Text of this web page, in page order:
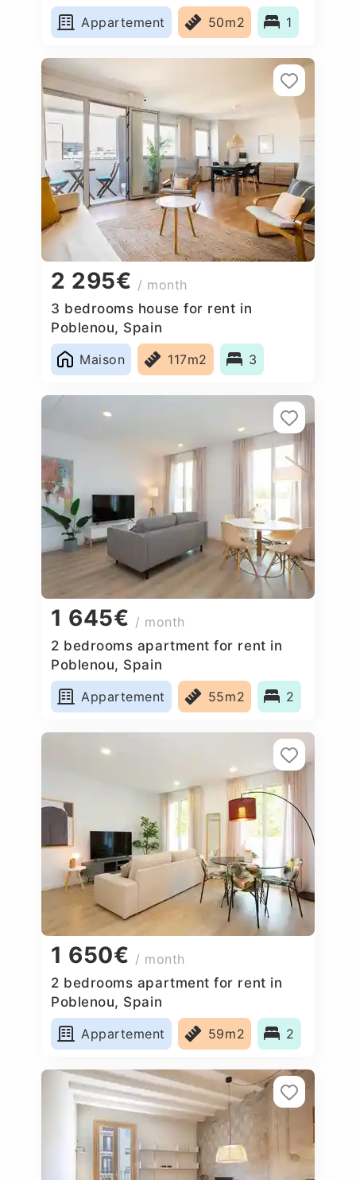
Appartement
50m2 1
2 295€ / month
3 bedrooms house for rent in
Poblenou, Spain
Maison
117m2 3
1 645€ / month
2 bedrooms apartment for rent in
Poblenou, Spain
Appartement
55m2 2
1 650€ / month
2 bedrooms apartment for rent in
Poblenou, Spain
Appartement
59m2 2